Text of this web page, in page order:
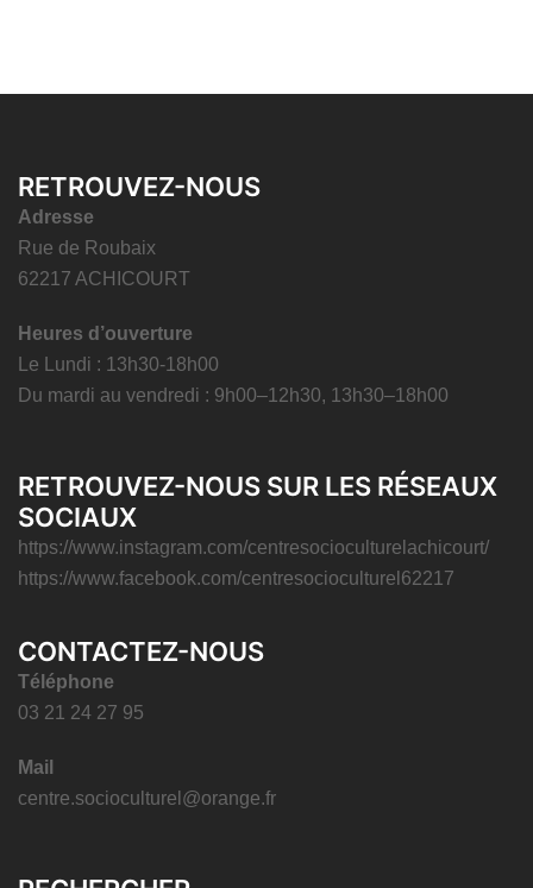
RETROUVEZ-NOUS
Adresse
Rue de Roubaix
62217 ACHICOURT
Heures d’ouverture
Le Lundi : 13h30-18h00
Du mardi au vendredi : 9h00–12h30, 13h30–18h00
RETROUVEZ-NOUS SUR LES RÉSEAUX
SOCIAUX
https://www.instagram.com/centresocioculturelachicourt/
https://www.facebook.com/centresocioculturel62217
CONTACTEZ-NOUS
Téléphone
03 21 24 27 95
Mail
centre.socioculturel@orange.fr